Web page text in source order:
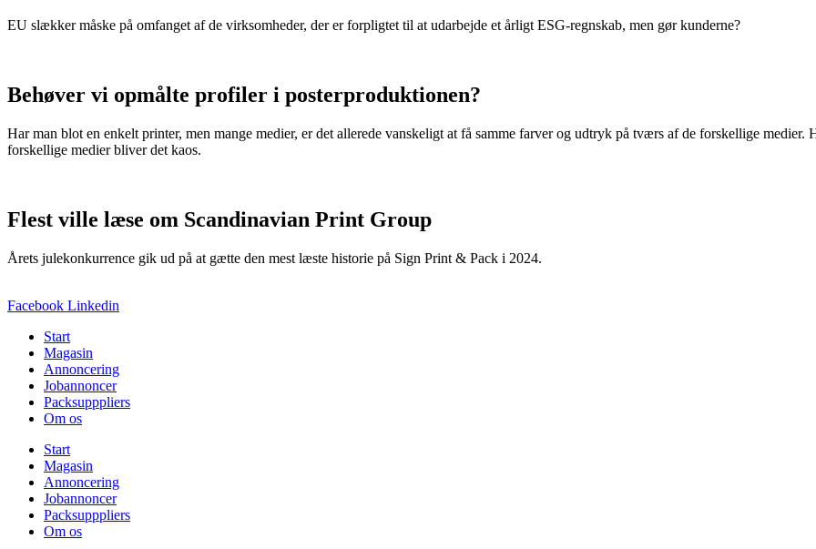
EU slækker måske på omfanget af de virksomheder, der er forpligtet til at udarbejde et årligt ESG-regnskab, men gør kunderne?
Behøver vi opmålte profiler i posterproduktionen?
Har man blot en enkelt printer, men mange medier, er det allerede vanskeligt at få samme farver og udtryk på tværs af de forskellige
forskellige medier bliver det kaos.
Flest ville læse om Scandinavian Print Group
Årets julekonkurrence gik ud på at gætte den mest læste historie på Sign Print & Pack i 2024.
Facebook Linkedin
Start
Magasin
Annoncering
Jobannoncer
Packsupppliers
Om os
Start
Magasin
Annoncering
Jobannoncer
Packsupppliers
Om os